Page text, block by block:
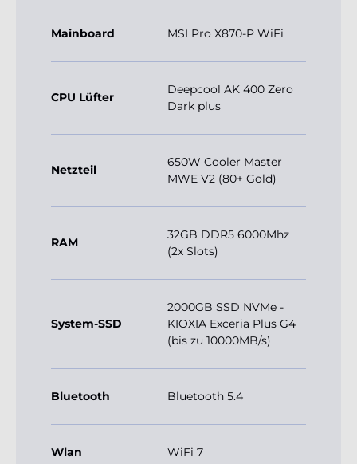
Mainboard MSI Pro X870-P WiFi
CPU Lüfter
Deepcool AK 400 Zero
Dark plus
Netzteil
650W Cooler Master
MWE V2 (80+ Gold)
RAM
32GB DDR5 6000Mhz
(2x Slots)
System-SSD
2000GB SSD NVMe -
KIOXIA Exceria Plus G4
(bis zu 10000MB/s)
Bluetooth Bluetooth 5.4
Wlan WiFi 7